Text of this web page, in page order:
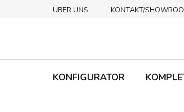
ÜBER UNS KONTAKT/
KONFIGURATOR